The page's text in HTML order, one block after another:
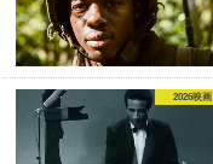
2026映画